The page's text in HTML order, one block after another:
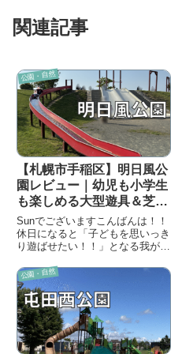
関連記事
公園・自然
【札幌市手稲区】明日風公
園レビュー｜幼児も小学生
も楽しめる大型遊具＆芝生
広場が魅力！
Sunでございますこんばんは！！
休日になると「子どもを思いっき
り遊ばせたい！！」となる我が家
風公園】へ行ってきました！明日
風公園は、札幌市手稲区明日風エ
リアにある比較的大きめの公園で
す遊具エリアと芝生広場がしっ...
公園・自然